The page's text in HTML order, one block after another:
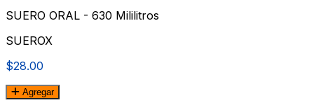
SUERO ORAL - 630 Mililitros
SUEROX
$28.00
Agregar